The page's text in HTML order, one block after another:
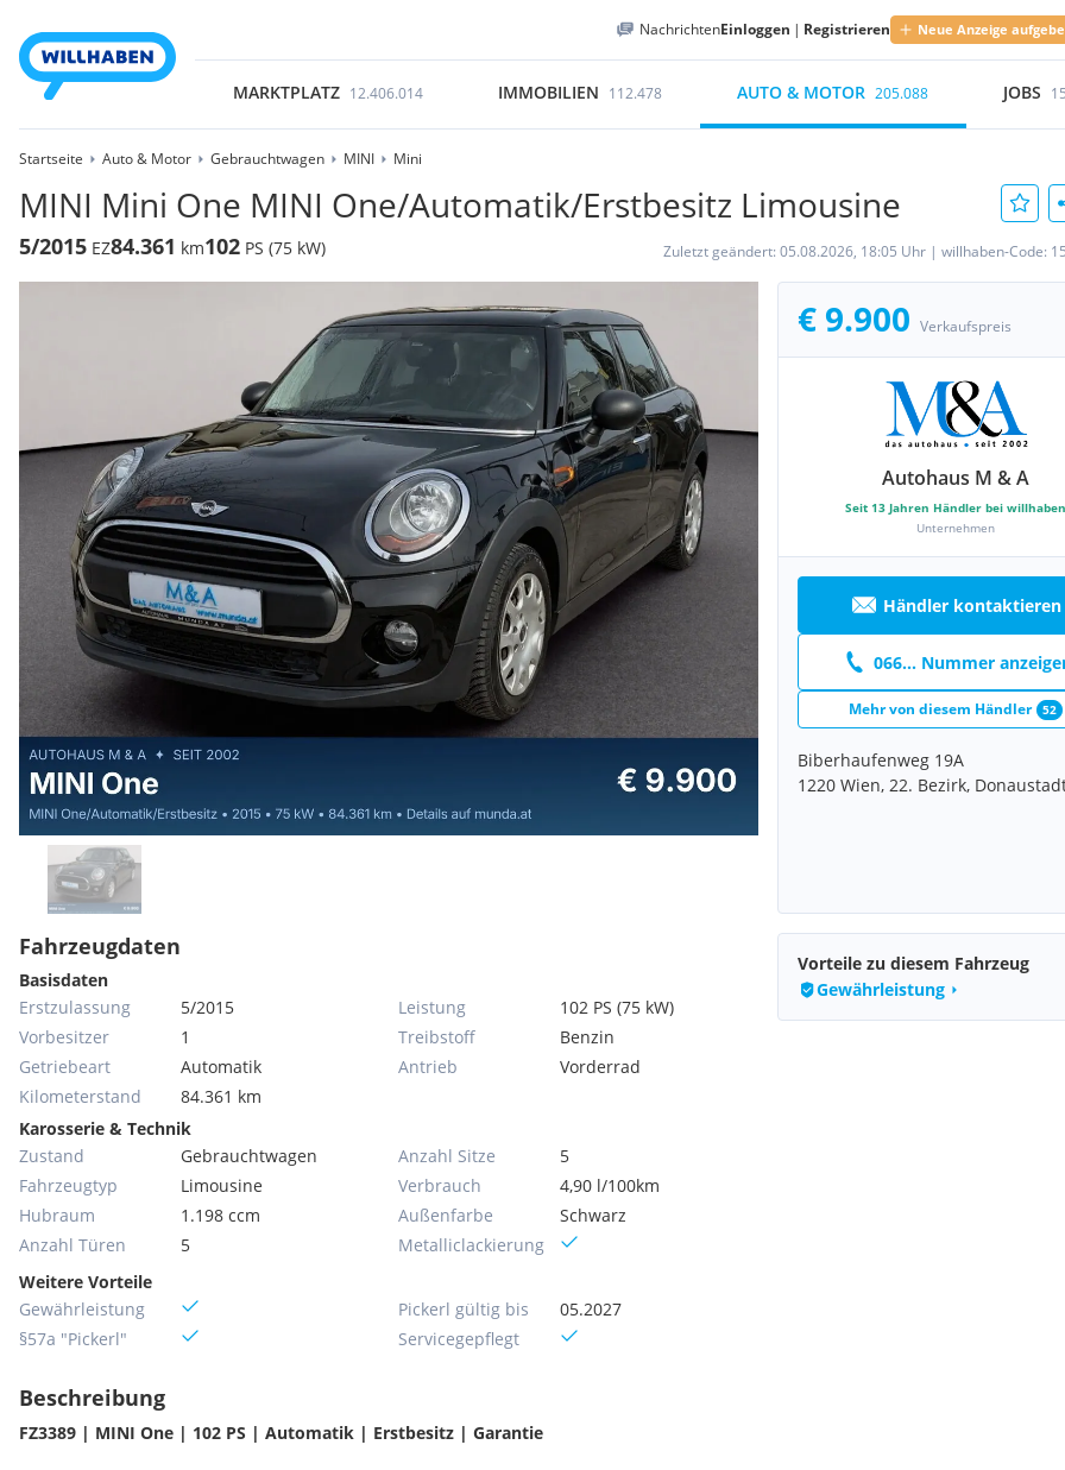
NachrichtenEinloggen | Registrieren Neue Anzeige
MARKTPLATZ 12.406.014 IMMOBILIEN 112.478 AUTO & MOTOR 205.088 JOBS
Startseite Auto & Motor Gebrauchtwagen MINI Mini
MINI Mini One MINI One/Automatik/Erstbesitz Limousine
5/2015 EZ84.361 km102 PS (75 kW) Zuletzt geändert: 05.08.2026, 18:05 Uhr | willhaben-Code:
€ 9.900 Verkaufspreis
Autohaus M & A
Seit 13 Jahren Händler bei willhaben
Unternehmen
Händler kontaktieren
066... Nummer
Mehr von diesem Händler 52
Biberhaufenweg 19A
1220 Wien, 22. Bezirk,
Fahrzeugdaten
Basisdaten
Erstzulassung
5/2015
Vorbesitzer
1
Getriebeart
Automatik
Kilometerstand
84.361 km
Leistung
102 PS (75 kW)
Treibstoff
Benzin
Antrieb
Vorderrad
Karosserie & Technik
Zustand
Gebrauchtwagen
Fahrzeugtyp
Limousine
Hubraum
1.198 ccm
Anzahl Türen
5
Anzahl Sitze
5
Verbrauch
4,90 l/100km
Außenfarbe
Schwarz
Metallic­lackierung
Weitere Vorteile
Gewährleistung
§57a "Pickerl"
Pickerl gültig bis
05.2027
Servicegepflegt
Beschreibung
FZ3389 | MINI One | 102 PS | Automatik | Erstbesitz | Garantie
Vorteile zu diesem Fahrzeug
Gewährleistung